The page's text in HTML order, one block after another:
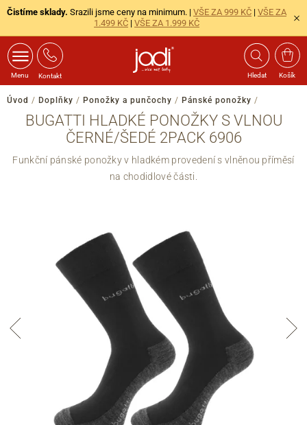
Čistíme sklady. Srazili jsme ceny na minimum. | VŠE ZA 999 KČ | VŠE ZA
1.499 KČ | VŠE ZA 1.999 KČ
Menu Kontakt Hledat Košík
Úvod / Doplňky / Ponožky a punčochy / Pánské ponožky /
BUGATTI HLADKÉ PONOŽKY S VLNOU
ČERNÉ/ŠEDÉ 2PACK 6906
Funkční pánské ponožky v hladkém provedení s vlněnou příměsí
na chodidlové části.